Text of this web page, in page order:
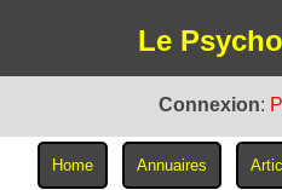
Le
Connexion: